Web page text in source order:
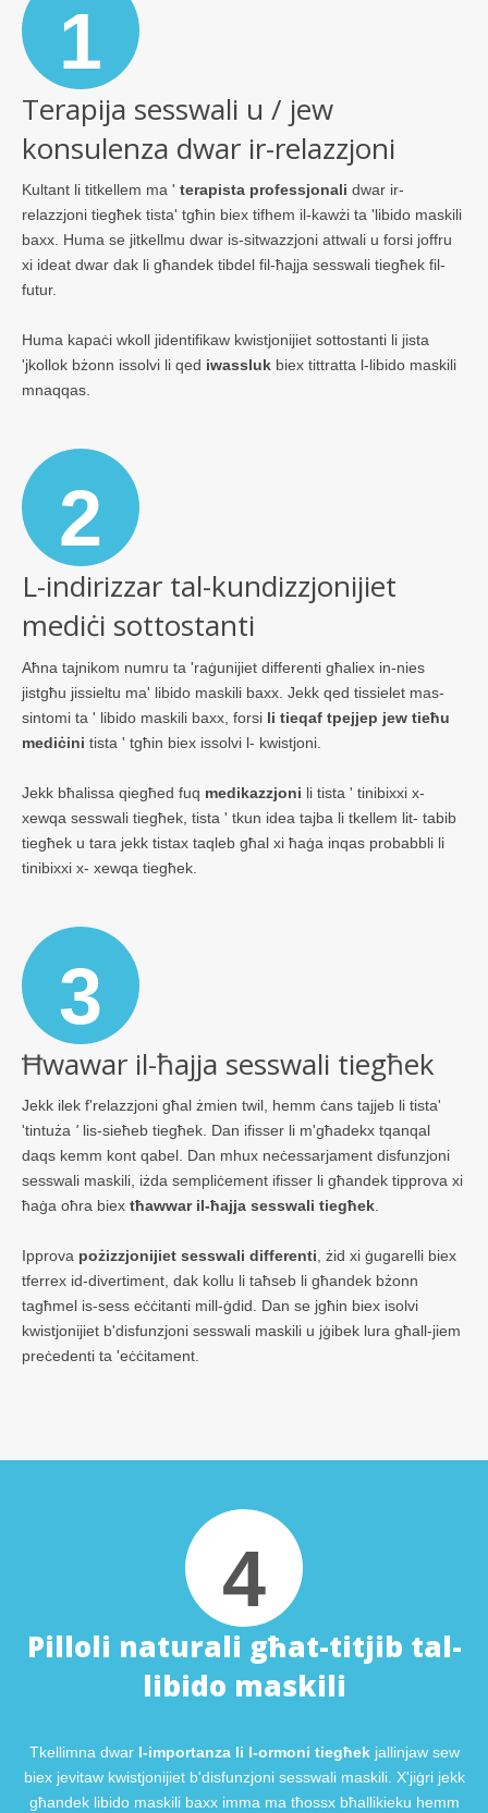
1
Terapija sesswali u / jew
konsulenza dwar ir-relazzjoni
Kultant li titkellem ma ' terapista professjonali dwar ir-
relazzjoni tiegħek tista' tgħin biex tifhem il-kawżi ta 'libido maskili
baxx. Huma se jitkellmu dwar is-sitwazzjoni attwali u forsi joffru
xi ideat dwar dak li għandek tibdel fil-ħajja sesswali tiegħek fil-
futur.
Huma kapaċi wkoll jidentifikaw kwistjonijiet sottostanti li jista
'jkollok bżonn issolvi li qed iwassluk biex tittratta l-libido maskili
mnaqqas.
2
L-indirizzar tal-kundizzjonijiet
mediċi sottostanti
Aħna tajnikom numru ta 'raġunijiet differenti għaliex in-nies
jistgħu jissieltu ma' libido maskili baxx. Jekk qed tissielet mas-
sintomi ta ' libido maskili baxx, forsi li tieqaf tpejjep jew tieħu
mediċini tista ' tgħin biex issolvi l- kwistjoni.
Jekk bħalissa qiegħed fuq medikazzjoni li tista ' tinibixxi x-
xewqa sesswali tiegħek, tista ' tkun idea tajba li tkellem lit- tabib
tiegħek u tara jekk tistax taqleb għal xi ħaġa inqas probabbli li
tinibixxi x- xewqa tiegħek.
3
Ħwawar il-ħajja sesswali tiegħek
Jekk ilek f'relazzjoni għal żmien twil, hemm ċans tajjeb li tista'
'tintuża ' lis-sieħeb tiegħek. Dan ifisser li m'għadekx tqanqal
daqs kemm kont qabel. Dan mhux neċessarjament disfunzjoni
sesswali maskili, iżda sempliċement ifisser li għandek tipprova xi
ħaġa oħra biex tħawwar il-ħajja sesswali tiegħek
Ipprova pożizzjonijiet sesswali differenti , żid xi ġugarelli biex
tferrex id-divertiment, dak kollu li taħseb li għandek bżonn
tagħmel is-sess eċċitanti mill-ġdid. Dan se jgħin biex isolvi
kwistjonijiet b'disfunzjoni sesswali maskili u jġibek lura għall-jiem
preċedenti ta 'eċċitament.
4
Pilloli naturali għat-titjib tal-
libido maskili
Tkellimna dwar l-importanza li l-ormoni tiegħekjallinjaw sew
biex jevitaw kwistjonijiet b'disfunzjoni sesswali maskili. X'jiġri jekk
għandek libido maskili baxx imma ma tħossx bħallikieku hemm